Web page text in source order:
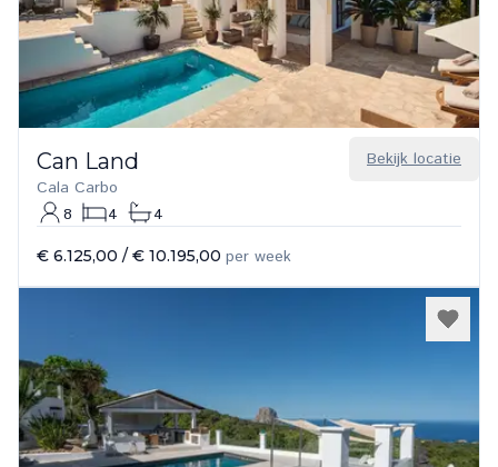
Bekijk locatie
Can Land
Cala Carbo
8
4 4
€ 6.125,00 / € 10.195,00 per week